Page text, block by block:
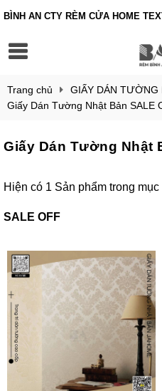
BÌNH AN CTY RÈM CỬA HOME
Trang chủ
GIẤY DÁN TƯỜNG
Giấy Dán Tường Nhật Bản SALE
Giấy Dán Tường Nhật
Hiện có 1 Sản phẩm trong mục
SALE OFF